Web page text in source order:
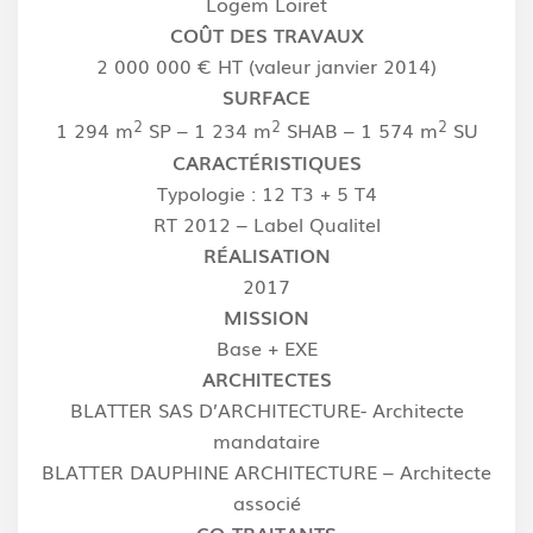
COÛT DES TRAVAUX
2 000 000 € HT (valeur janvier 2014)
SURFACE
1 294 m2 SP – 1 234 m2 SHAB – 1 574 m2 SU
CARACTÉRISTIQUES
Typologie : 12 T3 + 5 T4
RT 2012 – Label Qualitel
RÉALISATION
2017
MISSION
Base + EXE
ARCHITECTES
BLATTER SAS D’ARCHITECTURE- Architecte
mandataire
BLATTER DAUPHINE ARCHITECTURE – Architecte
associé